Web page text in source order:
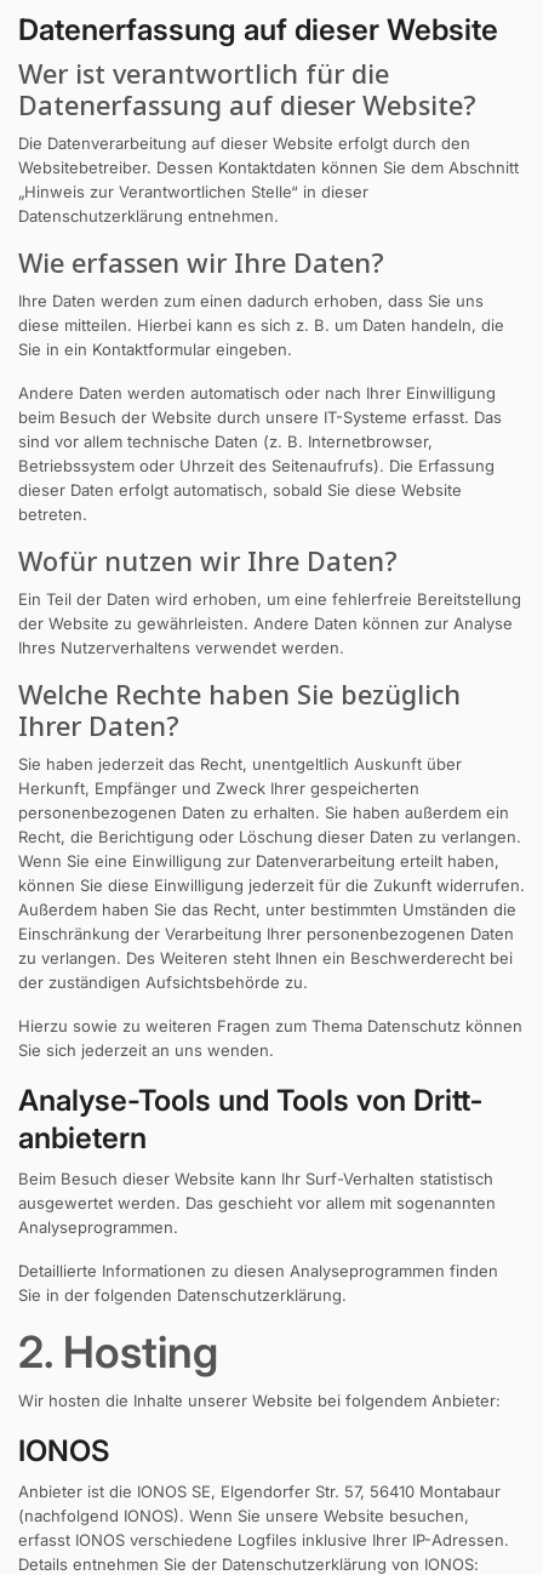
Datenerfassung auf dieser Website
Wer ist verantwortlich für die
Datenerfassung auf dieser Website?
Die Datenverarbeitung auf dieser Website erfolgt durch den
Websitebetreiber. Dessen Kontaktdaten können Sie dem Abschnitt
„Hinweis zur Verantwortlichen Stelle“ in dieser
Datenschutzerklärung entnehmen.
Wie erfassen wir Ihre Daten?
Ihre Daten werden zum einen dadurch erhoben, dass Sie uns
diese mitteilen. Hierbei kann es sich z. B. um Daten handeln, die
Sie in ein Kontaktformular eingeben.
Andere Daten werden automatisch oder nach Ihrer Einwilligung
beim Besuch der Website durch unsere IT-Systeme erfasst. Das
sind vor allem technische Daten (z. B. Internetbrowser,
Betriebssystem oder Uhrzeit des Seitenaufrufs). Die Erfassung
dieser Daten erfolgt automatisch, sobald Sie diese Website
betreten.
Wofür nutzen wir Ihre Daten?
Ein Teil der Daten wird erhoben, um eine fehlerfreie Bereitstellung
der Website zu gewährleisten. Andere Daten können zur Analyse
Ihres Nutzerverhaltens verwendet werden.
Welche Rechte haben Sie bezüglich
Ihrer Daten?
Sie haben jederzeit das Recht, unentgeltlich Auskunft über
Herkunft, Empfänger und Zweck Ihrer gespeicherten
personenbezogenen Daten zu erhalten. Sie haben außerdem ein
Recht, die Berichtigung oder Löschung dieser Daten zu verlangen.
Wenn Sie eine Einwilligung zur Datenverarbeitung erteilt haben,
können Sie diese Einwilligung jederzeit für die Zukunft widerrufen.
Außerdem haben Sie das Recht, unter bestimmten Umständen die
Einschränkung der Verarbeitung Ihrer personenbezogenen Daten
zu verlangen. Des Weiteren steht Ihnen ein Beschwerderecht bei
der zuständigen Aufsichtsbehörde zu.
Hierzu sowie zu weiteren Fragen zum Thema Datenschutz können
Sie sich jederzeit an uns wenden.
Analyse-Tools und Tools von Dritt­
anbietern
Beim Besuch dieser Website kann Ihr Surf-Verhalten statistisch
ausgewertet werden. Das geschieht vor allem mit sogenannten
Analyseprogrammen.
Detaillierte Informationen zu diesen Analyseprogrammen finden
Sie in der folgenden Datenschutzerklärung.
2. Hosting
Wir hosten die Inhalte unserer Website bei folgendem Anbieter:
IONOS
Anbieter ist die IONOS SE, Elgendorfer Str. 57, 56410 Montabaur
(nachfolgend IONOS). Wenn Sie unsere Website besuchen,
erfasst IONOS verschiedene Logfiles inklusive Ihrer IP-Adressen.
Details entnehmen Sie der Datenschutzerklärung von IONOS: